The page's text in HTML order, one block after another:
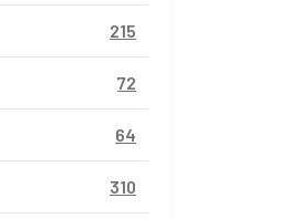
215
72
64
310